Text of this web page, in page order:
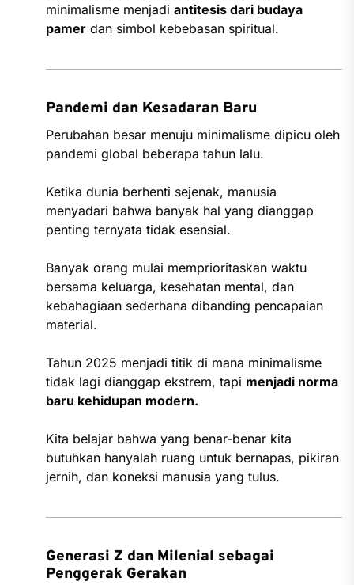
minimalisme menjadi antitesis dari budaya
pamerdan simbol kebebasan spiritual.
Pandemi dan Kesadaran Baru
Perubahan besar menuju minimalisme dipicu oleh
pandemi global beberapa tahun lalu.
Ketika dunia berhenti sejenak, manusia
menyadari bahwa banyak hal yang dianggap
penting ternyata tidak esensial.
Banyak orang mulai memprioritaskan waktu
bersama keluarga, kesehatan mental, dan
kebahagiaan sederhana dibanding pencapaian
material.
Tahun 2025 menjadi titik di mana minimalisme
tidak lagi dianggap ekstrem, tapi menjadi norma
baru kehidupan modern.
Kita belajar bahwa yang benar-benar kita
butuhkan hanyalah ruang untuk bernapas, pikiran
jernih, dan koneksi manusia yang tulus.
Generasi Z dan Milenial sebagai
Penggerak Gerakan